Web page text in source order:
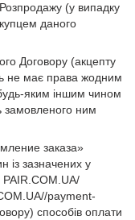
(у випадку
даного
Договору (акцепту
не має права жодним
яким іншим чином
замовленого ним
заказа»
із зазначених у
PAIR.COM.UA/
payment-
способів оплати